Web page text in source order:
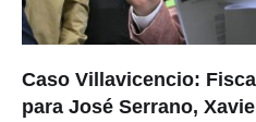
Caso Villavicencio:
para José Serrano,